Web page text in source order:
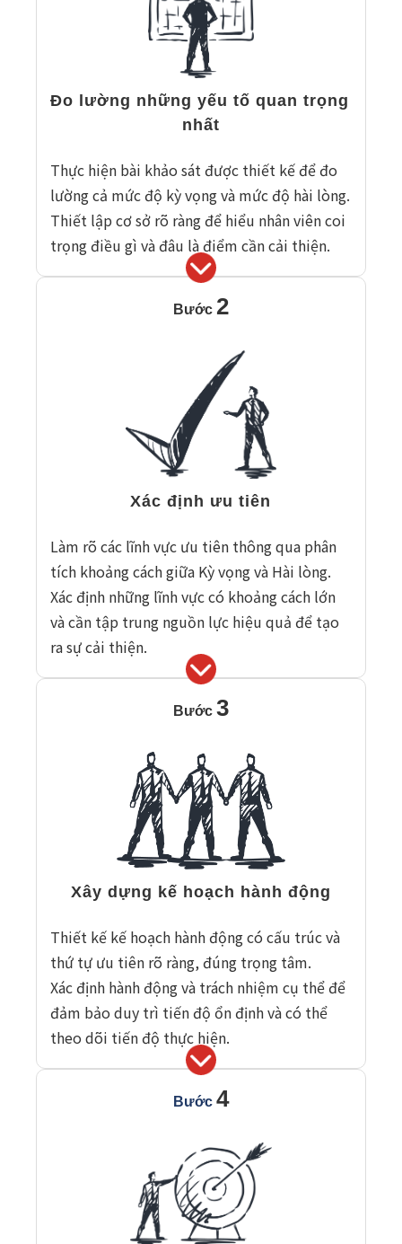
Đo lường những yếu tố quan trọng
nhất
Thực hiện bài khảo sát được thiết kế để đo
lường cả mức độ kỳ vọng và mức độ hài lòng.
Thiết lập cơ sở rõ ràng để hiểu nhân viên coi
trọng điều gì và đâu là điểm cần cải thiện.
Bước 2
Xác định ưu tiên
Làm rõ các lĩnh vực ưu tiên thông qua phân
tích khoảng cách giữa Kỳ vọng và Hài lòng.
Xác định những lĩnh vực có khoảng cách lớn
và cần tập trung nguồn lực hiệu quả để tạo
ra sự cải thiện.
Bước 3
Xây dựng kế hoạch hành động
Thiết kế kế hoạch hành động có cấu trúc và
thứ tự ưu tiên rõ ràng, đúng trọng tâm.
Xác định hành động và trách nhiệm cụ thể để
đảm bảo duy trì tiến độ ổn định và có thể
theo dõi tiến độ thực hiện.
Bước 4